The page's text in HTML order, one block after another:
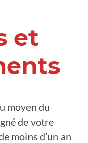
et
moyen du
de votre
moins d’un an